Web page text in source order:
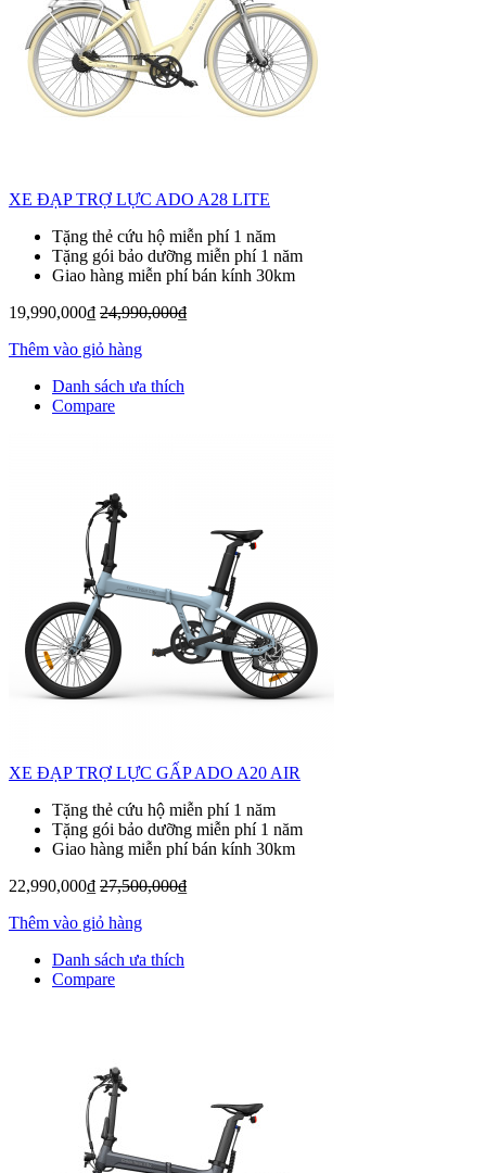
XE ĐẠP TRỢ LỰC ADO A28 LITE
Tặng thẻ cứu hộ miễn phí 1 năm
Tặng gói bảo dưỡng miễn phí 1 năm
Giao hàng miễn phí bán kính 30km
19,990,000₫ 24,990,000₫
Thêm vào giỏ hàng
Danh sách ưa thích
Compare
XE ĐẠP TRỢ LỰC GẤP ADO A20 AIR
Tặng thẻ cứu hộ miễn phí 1 năm
Tặng gói bảo dưỡng miễn phí 1 năm
Giao hàng miễn phí bán kính 30km
22,990,000₫ 27,500,000₫
Thêm vào giỏ hàng
Danh sách ưa thích
Compare